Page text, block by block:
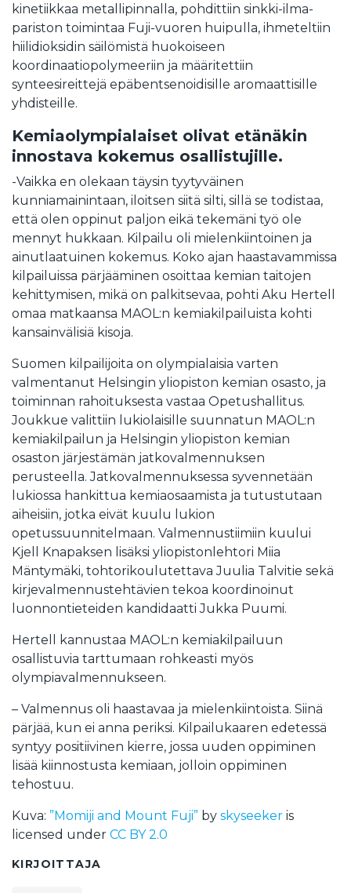
kinetiikkaa metallipinnalla, pohdittiin sinkki-ilma-
pariston toimintaa Fuji-vuoren huipulla, ihmeteltiin
hiilidioksidin säilömistä huokoiseen
koordinaatiopolymeeriin ja määritettiin
synteesireittejä epäbentsenoidisille aromaattisille
yhdisteille.
Kemiaolympialaiset olivat etänäkin
innostava kokemus osallistujille.
-Vaikka en olekaan täysin tyytyväinen
kunniamainintaan, iloitsen siitä silti, sillä se todistaa,
että olen oppinut paljon eikä tekemäni työ ole
mennyt hukkaan. Kilpailu oli mielenkiintoinen ja
ainutlaatuinen kokemus. Koko ajan haastavammissa
kilpailuissa pärjääminen osoittaa kemian taitojen
kehittymisen, mikä on palkitsevaa, pohti Aku Hertell
omaa matkaansa MAOL:n kemiakilpailuista kohti
kansainvälisiä kisoja.
Suomen kilpailijoita on olympialaisia varten
valmentanut Helsingin yliopiston kemian osasto, ja
toiminnan rahoituksesta vastaa Opetushallitus.
Joukkue valittiin lukiolaisille suunnatun MAOL:n
kemiakilpailun ja Helsingin yliopiston kemian
osaston järjestämän jatkovalmennuksen
perusteella. Jatkovalmennuksessa syvennetään
lukiossa hankittua kemiaosaamista ja tutustutaan
aiheisiin, jotka eivät kuulu lukion
opetussuunnitelmaan. Valmennustiimiin kuului
Kjell Knapaksen lisäksi yliopistonlehtori Miia
Mäntymäki, tohtorikoulutettava Juulia Talvitie sekä
kirjevalmennustehtävien tekoa koordinoinut
luonnontieteiden kandidaatti Jukka Puumi.
Hertell kannustaa MAOL:n kemiakilpailuun
osallistuvia tarttumaan rohkeasti myös
olympiavalmennukseen.
– Valmennus oli haastavaa ja mielenkiintoista. Siinä
pärjää, kun ei anna periksi. Kilpailukaaren edetessä
syntyy positiivinen kierre, jossa uuden oppiminen
lisää kiinnostusta kemiaan, jolloin oppiminen
tehostuu.
Kuva: ”Momiji and Mount Fuji” by skyseeker is
licensed under CC BY 2.0
KIRJOITTAJA